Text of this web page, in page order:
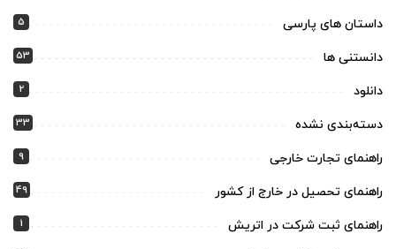
داستان های پارسی 5
دانستنی ها 53
دانلود 2
دسته‌بندی نشده 33
راهنمای تجارت خارجی 9
راهنمای تحصیل در خارج از کشور 49
راهنمای ثبت شرکت در اتریش 1